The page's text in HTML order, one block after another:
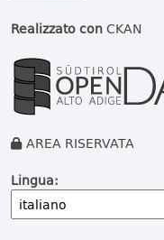
Realizzato conCKAN
AREA RISERVATA
Lingua